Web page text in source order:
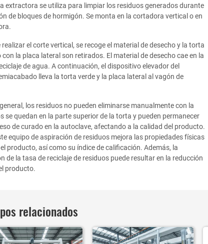
extractora se utiliza para limpiar los residuos generados durante
de bloques de hormigón. Se monta en la cortadora vertical o en
realizar el corte vertical, se recoge el material de desecho y la torta
con la placa lateral son retirados. El material de desecho cae en la
de agua. A continuación, el dispositivo elevador del
lleva la torta verde y la placa lateral al vagón de
los residuos no pueden eliminarse manualmente con la
se quedan en la parte superior de la torta y pueden permanecer
de curado en la autoclave, afectando a la calidad del producto.
equipo de aspiración de residuos mejora las propiedades físicas
producto, así como su índice de calificación. Además, la
de la tasa de reciclaje de residuos puede resultar en la reducción
producto.
relacionados